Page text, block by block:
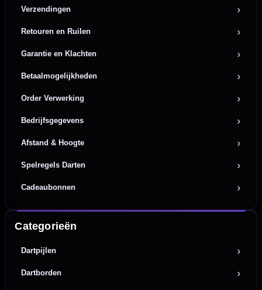
Verzendingen
Retouren en Ruilen
Garantie en Klachten
Betaalmogelijkheden
Order Verwerking
Bedrijfsgegevens
Afstand & Hoogte
Spelregels Darten
Cadeaubonnen
Categorieën
Dartpijlen
Dartborden